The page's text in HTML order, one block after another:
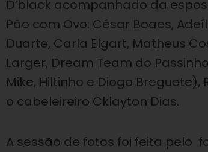
D’black acompanhado da
Pão com Ovo: César Boaes,
Duarte, Carla Elgart, Matheus
Larger, Dream Team do
Mike, Hiltinho e Diogo
o cabeleireiro Cklayton Dias.
A sessão de fotos foi feita pelo